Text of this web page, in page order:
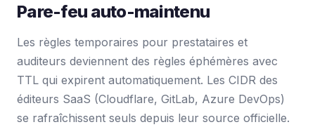
Pare-feu auto-maintenu
Les règles temporaires pour prestataires et
auditeurs deviennent des règles éphémères avec
TTL qui expirent automatiquement. Les CIDR des
éditeurs SaaS (Cloudflare, GitLab, Azure DevOps)
se rafraîchissent seuls depuis leur source officielle.